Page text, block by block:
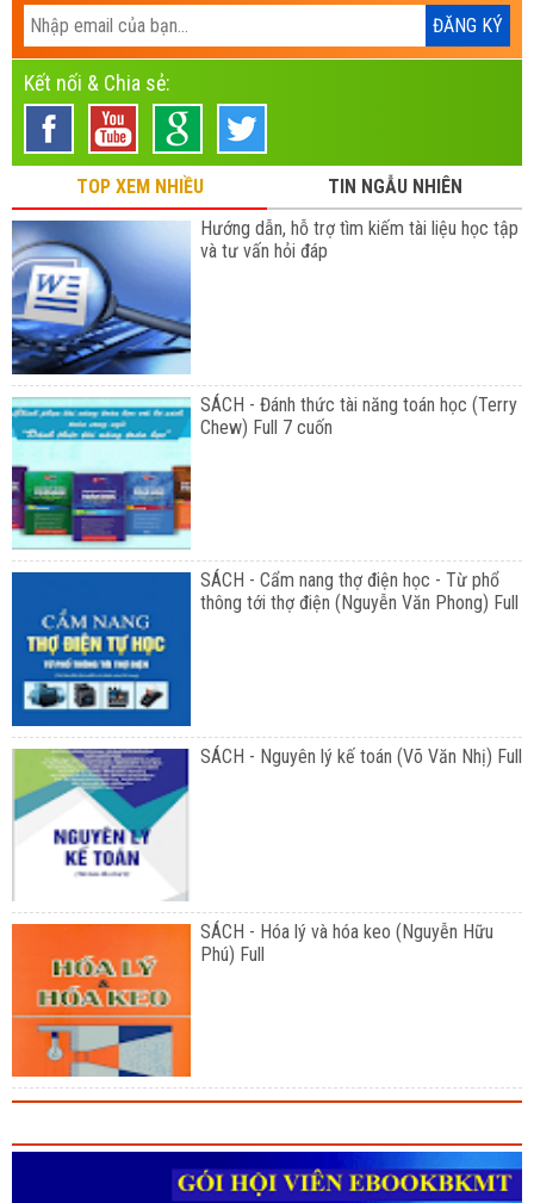
Kết nối & Chia sẻ:
TOP XEM NHIỀU
TIN NGẪU NHIÊN
Hướng dẫn, hỗ trợ tìm kiếm tài liệu học tập
và tư vấn hỏi đáp
SÁCH - Đánh thức tài năng toán học (Terry
Chew) Full 7 cuốn
SÁCH - Cẩm nang thợ điện học - Từ phổ
thông tới thợ điện (Nguyễn Văn Phong) Full
SÁCH - Nguyên lý kế toán (Võ Văn Nhị) Full
SÁCH - Hóa lý và hóa keo (Nguyễn Hữu
Phú) Full